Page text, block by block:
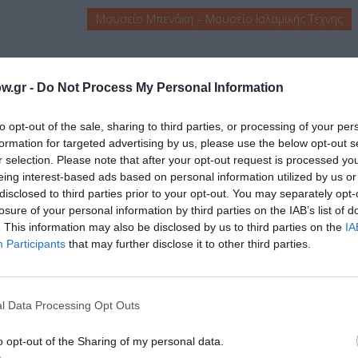
- Do Not Process My Personal Information
opt-out of the sale, sharing to third parties, or processing of your
for targeted advertising by us, please use the below opt-out
selection. Please note that after your opt-out request is processed
interest-based ads based on personal information utilized by us
to third parties prior to your opt-out. You may separately
of your personal information by third parties on the IAB’s list of
This information may also be disclosed by us to third parties on the
Participants that may further disclose it to other third parties.
Data Processing Opt Outs
opt-out of the Sharing of my personal data.
Μουσείο Μπενάκη – Μουσείο Ισλαμικής Τέχνης
πρώτοι όλες τις ειδήσεις
στοCulturenow.gr
2022 ΦΡΑΝΤΣ ΣΟΥΜΠΕΡΤ